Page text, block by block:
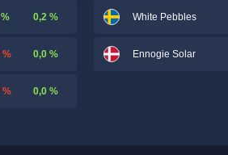
0,2 %
% 0,0 %
% 0,0 %
White Pebbles
Ennogie Solar